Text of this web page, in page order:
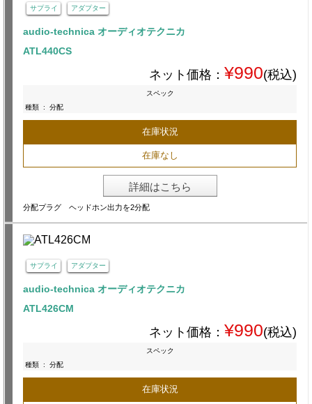
サプライ アダプター
audio-technica オーディオテクニカ
ATL440CS
ネット価格： ¥990(税込)
スペック
種類 : 分配
在庫状況
在庫なし
詳細はこちら
分配プラグ ヘッドホン出力を2分配
サプライ アダプター
audio-technica オーディオテクニカ
ATL426CM
ネット価格： ¥990(税込)
スペック
種類 : 分配
在庫状況